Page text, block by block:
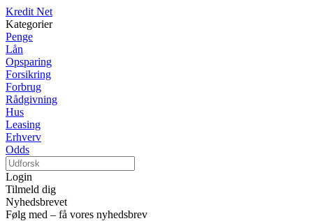
Kredit Net
Kategorier
Penge
Lån
Opsparing
Forsikring
Forbrug
Rådgivning
Hus
Leasing
Erhverv
Odds
Login
Tilmeld dig
Nyhedsbrevet
Følg med – få vores nyhedsbrev